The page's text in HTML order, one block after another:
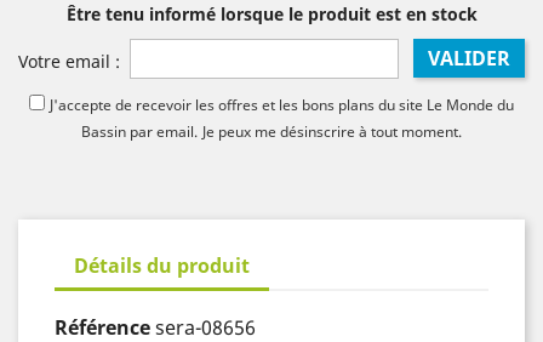
Être tenu informé lorsque le produit est en stock
Votre email : VALIDER
J'accepte de recevoir les offres et les bons plans du site Le Monde du
Bassin par email. Je peux me désinscrire à tout moment.
Détails du produit
Référencesera-08656